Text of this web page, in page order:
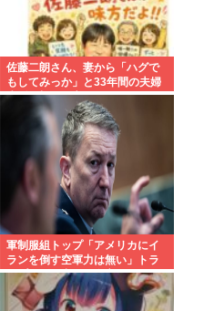
佐藤二朗さん、妻から「ハグで
もしてみっか」と33年間の夫婦
生活で初めて言われる
軍制服組トップ「アメリカにイ
ランを倒す空軍力は無い」トラ
ンプに別の出口を進言